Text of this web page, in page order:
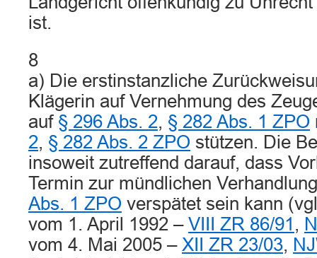
ist.
8
a) Die erstinstanzliche
Klägerin auf Vernehmung des
auf § 296 Abs. 2, § 282 Abs. 1 ZPO
2, § 282 Abs. 2 ZPO stützen. Die
insoweit zutreffend darauf, dass
Termin zur mündlichen
Abs. 1 ZPO verspätet sein kann
vom 1. April 1992 – VIII ZR 86/91 ,
vom 4. Mai 2005 – XII ZR 23/03,